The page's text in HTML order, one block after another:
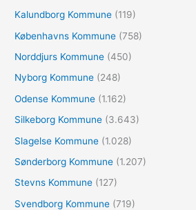
Kalundborg Kommune (119)
Københavns Kommune (758)
Norddjurs Kommune (450)
Nyborg Kommune (248)
Odense Kommune (1.162)
Silkeborg Kommune (3.643)
Slagelse Kommune (1.028)
Sønderborg Kommune (1.207)
Stevns Kommune (127)
Svendborg Kommune (719)